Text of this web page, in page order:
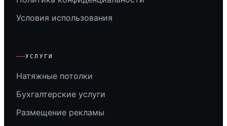
Условия использования
УСЛУГИ
Натяжные потолки
Бухгалтерские услуги
Размещение рекламы